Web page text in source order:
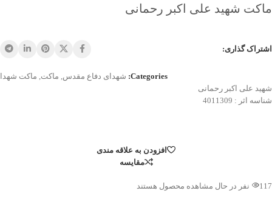
ماکت شهید علی اکبر رحمانی
اشتراک گذاری:
Categories: شهدای دفاع مقدس, ماکت, ماکت شهدا
شهید علی اکبر رحمانی
شناسه اثر : 4011309
افزودن به علاقه مندی
مقایسه
117 نفر در حال مشاهده محصول هستند